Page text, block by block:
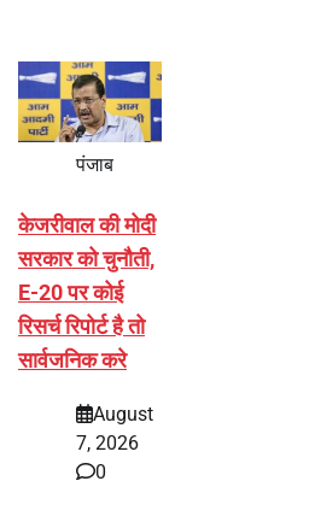
पंजाब
केजरीवाल की मोदी
सरकार को चुनौती,
E-20 पर कोई
रिसर्च रिपोर्ट है तो
सार्वजनिक करे
August
7, 2026
0